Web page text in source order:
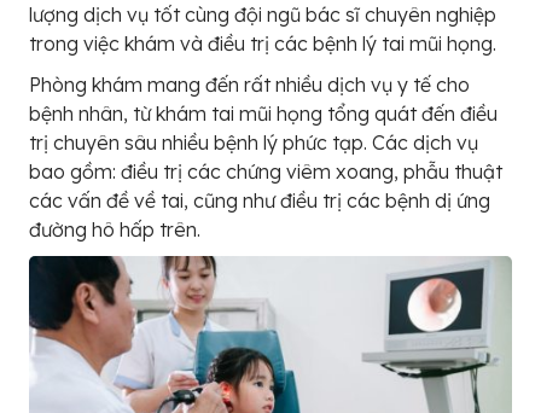
lượng dịch vụ tốt cùng đội ngũ bác sĩ chuyên nghiệp
trong việc khám và điều trị các bệnh lý tai mũi họng.
Phòng khám mang đến rất nhiều dịch vụ y tế cho
bệnh nhân, từ khám tai mũi họng tổng quát đến điều
trị chuyên sâu nhiều bệnh lý phức tạp. Các dịch vụ
bao gồm: điều trị các chứng viêm xoang, phẫu thuật
các vấn đề về tai, cũng như điều trị các bệnh dị ứng
đường hô hấp trên.